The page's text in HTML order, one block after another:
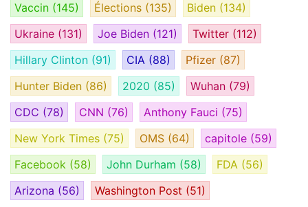
Vaccin (145) Élections (135) Biden (134)
Ukraine (131) Joe Biden (121) Twitter (112)
Hillary Clinton (91) CIA (88) Pfizer (87)
Hunter Biden (86) 2020 (85) Wuhan (79)
CDC (78) CNN (76) Anthony Fauci (75)
New York Times (75) OMS (64) capitole (59)
Facebook (58) John Durham (58) FDA (56)
Arizona (56) Washington Post (51)